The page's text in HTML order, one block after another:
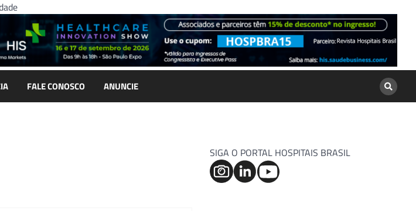
FALE CONOSCO ANUNCIE
SIGA O PORTAL HOSPITAIS BRASIL